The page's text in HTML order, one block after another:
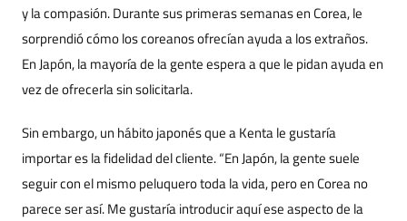
y la compasión. Durante sus primeras semanas en Corea, le
sorprendió cómo los coreanos ofrecían ayuda a los extraños.
En Japón, la mayoría de la gente espera a que le pidan ayuda en
vez de ofrecerla sin solicitarla.
Sin embargo, un hábito japonés que a Kenta le gustaría
importar es la fidelidad del cliente. “En Japón, la gente suele
seguir con el mismo peluquero toda la vida, pero en Corea no
parece ser así. Me gustaría introducir aquí ese aspecto de la